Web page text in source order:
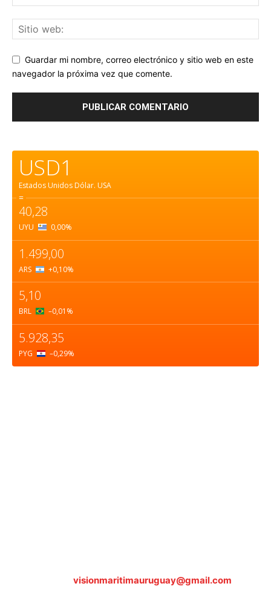
Guardar mi nombre, correo electrónico y sitio web en este
navegador la próxima vez que comente.
USD1
Estados Unidos Dólar. USA
=
40,28
UYU 0,00%
1.499,00
ARS +0,10%
5,10
BRL –0,01 %
5.928,35
PYG –0,29%
visionmaritimauruguay@gmail.com